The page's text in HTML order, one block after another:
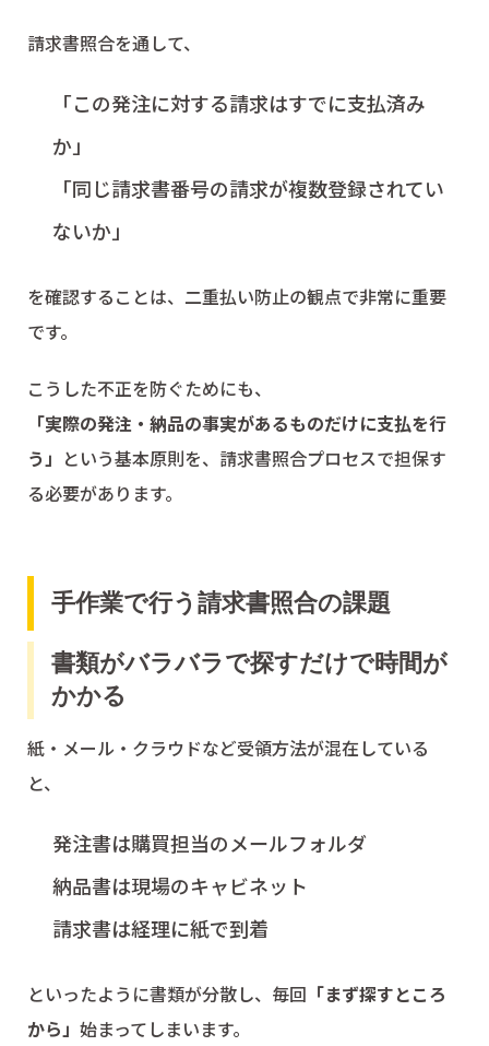
請求書照合を通して、
「この発注に対する請求はすでに支払済み
か」
「同じ請求書番号の請求が複数登録されてい
ないか」
を確認することは、二重払い防止の観点で非常に重要
です。
こうした不正を防ぐためにも、
「実際の発注・納品の事実があるものだけに支払を行
う」 という基本原則を、請求書照合プロセスで担保す
る必要があります。
手作業で行う請求書照合の課題
書類がバラバラで探すだけで時間が
かかる
紙・メール・クラウドなど受領方法が混在している
と、
発注書は購買担当のメールフォルダ
納品書は現場のキャビネット
請求書は経理に紙で到着
といったように書類が分散し、毎回 「まず探すところ
から」 始まってしまいます。